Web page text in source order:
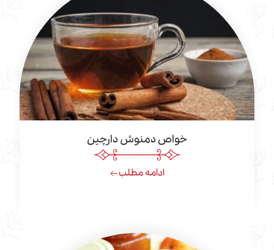
خواص دمنوش دارچین